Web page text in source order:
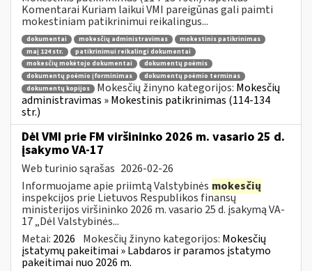
Komentarai Kuriam laikui VMI pareigūnas gali paimti
mokestiniam patikrinimui reikalingus...
dokumentai mokesčių administravimas
mokestinis patikrinimas
maį 124 str.
patikrinimui reikalingi dokumentai
mokesčių mokėtojo dokumentai
dokumentų poėmis
dokumentų poėmio įforminimas
dokumentų poėmio terminas
dokumentų kopijos
Mokesčių žinyno kategorijos: Mokesčių
administravimas » Mokestinis patikrinimas (114-134
str.)
Dėl VMI prie FM viršininko 2026 m. vasario 25 d.
įsakymo VA-17
Web turinio sąrašas 2026-02-26
Informuojame apie priimtą Valstybinės mokesčių
inspekcijos prie Lietuvos Respublikos finansų
ministerijos viršininko 2026 m. vasario 25 d. įsakymą VA-
17 „Dėl Valstybinės...
Metai: 2026 Mokesčių žinyno kategorijos: Mokesčių
įstatymų pakeitimai » Labdaros ir paramos įstatymo
pakeitimai nuo 2026 m.